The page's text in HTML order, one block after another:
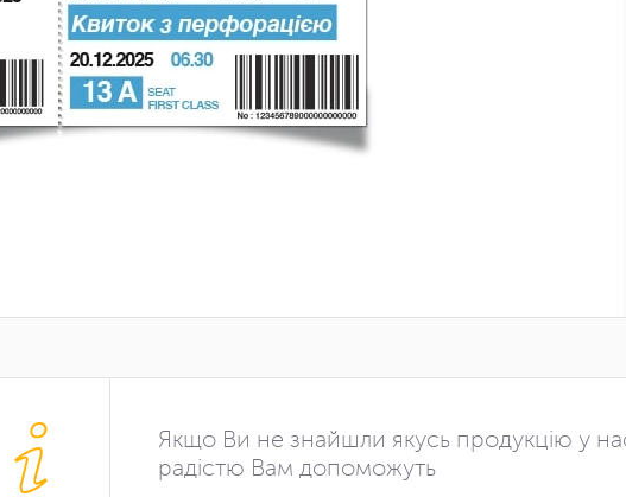
Якщо Ви не знайшли якусь продукцію у
радістю Вам допоможуть